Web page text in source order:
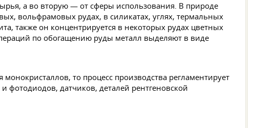
а во вторую — от сферы использования. В природе
вольфрамовых рудах, в силикатах, углях, термальных
также он концентрируется в некоторых рудах цветных
по обогащению руды металл выделяют в виде
то процесс производства регламентирует
фотодиодов, датчиков, деталей рентгеновской